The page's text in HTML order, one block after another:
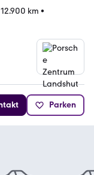
12.900 km •
Parken